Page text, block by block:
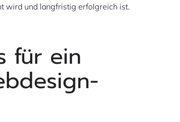
wird und langfristig erfolgreich ist.
für ein